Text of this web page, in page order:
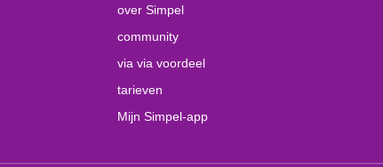
over Simpel
community
via via voordeel
tarieven
Mijn Simpel-app